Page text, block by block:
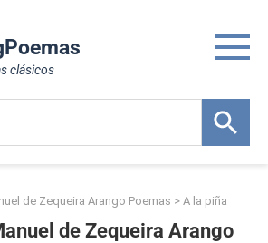
clásicos
de Zequeira Arango Poemas > A la piña
de Zequeira Arango